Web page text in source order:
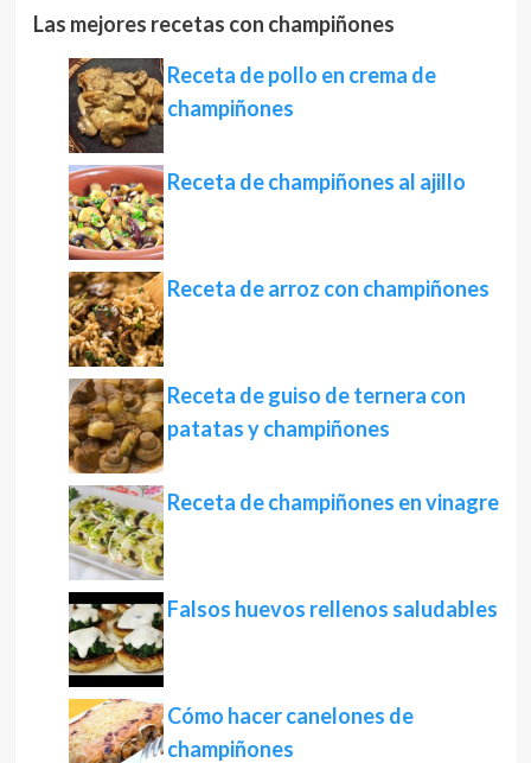
Las mejores recetas con champiñones
Receta de pollo en crema de
champiñones
Receta de champiñones al ajillo
Receta de arroz con champiñones
Receta de guiso de ternera con
patatas y champiñones
Receta de champiñones en vinagre
Falsos huevos rellenos saludables
Cómo hacer canelones de
champiñones